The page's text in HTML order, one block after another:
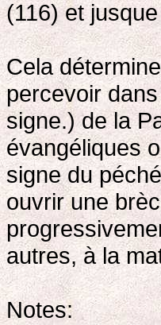
(116) et
Cela
percevoir
signe.) de la
évangéliques
signe du
ouvrir une
autres, à la
Notes: